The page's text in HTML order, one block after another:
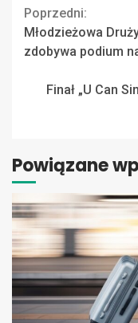
Continue
Reading
Poprzedni:
Młodzieżowa
zdobywa podium
Finał „U Can
Powiązane